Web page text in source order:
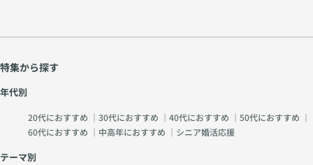
特集から探す
年代別
20代におすすめ ｜ 30代におすすめ ｜ 40代におすすめ ｜ 50代におすすめ ｜
60代におすすめ ｜ 中高年におすすめ ｜ シニア婚活応援
テーマ別